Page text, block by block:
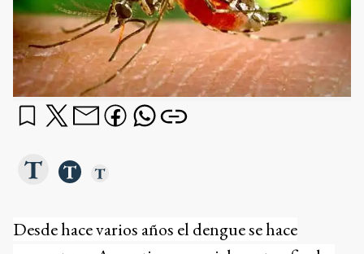
Desde hace varios años el dengue se hace